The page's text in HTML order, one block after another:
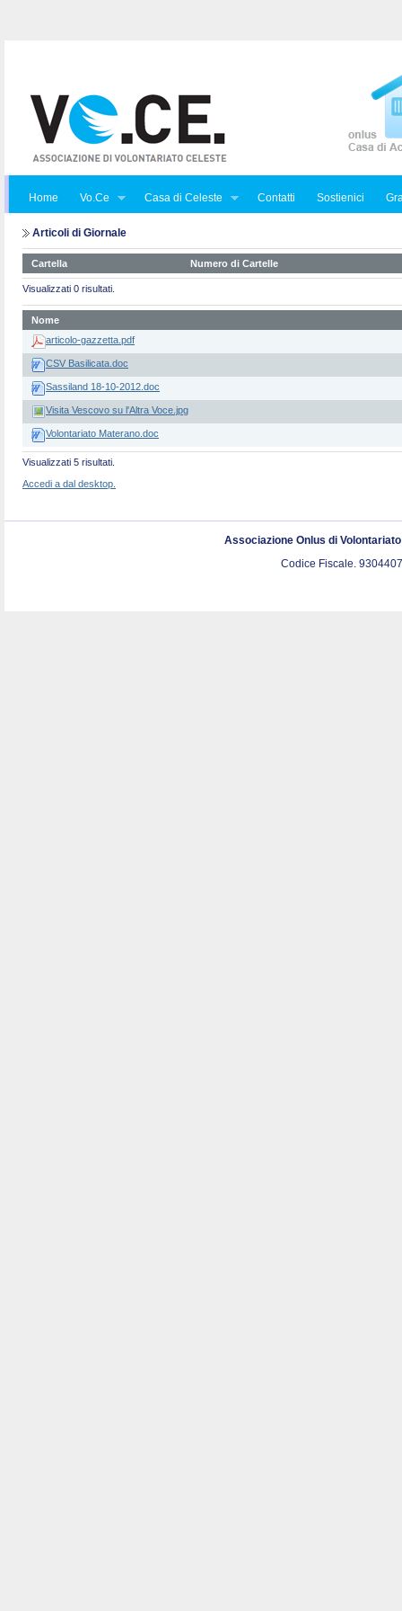
Home Vo.Ce Casa di Celeste Contatti Sostienici
Articoli di Giornale
Cartella Numero di Cartelle
Visualizzati 0 risultati.
Nome
articolo-gazzetta.pdf
CSV Basilicata.doc
Sassiland 18-10-2012.doc
Visita Vescovo su l'Altra Voce.jpg
Volontariato Materano.doc
Visualizzati 5 risultati.
Accedi a dal desktop.
Associazione Onlus di
Codice Fiscale.